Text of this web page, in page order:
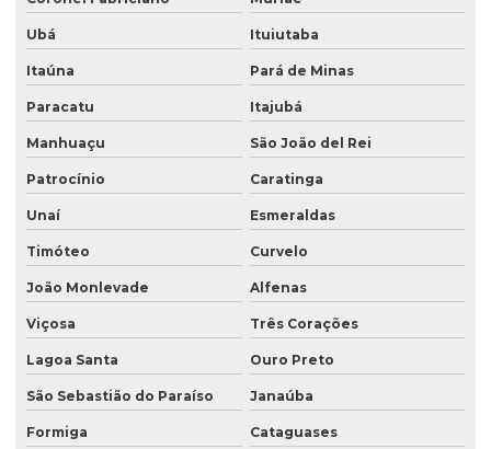
Ubá Ituiutaba
Itaúna Pará de Minas
Paracatu Itajubá
Manhuaçu São João del Rei
Patrocínio Caratinga
Unaí Esmeraldas
Timóteo Curvelo
João Monlevade Alfenas
Viçosa Três Corações
Lagoa Santa Ouro Preto
São Sebastião do Paraíso Janaúba
Formiga Cataguases